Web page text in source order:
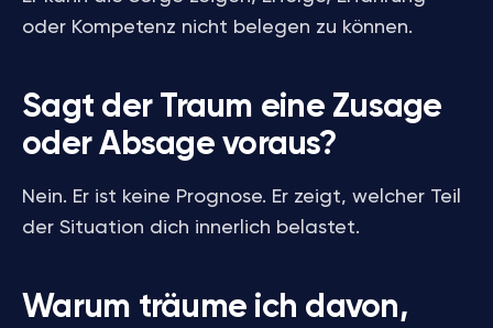
oder Kompetenz nicht belegen zu können.
Sagt der Traum eine Zusage
oder Absage voraus?
Nein. Er ist keine Prognose. Er zeigt, welcher Teil
der Situation dich innerlich belastet.
Warum träume ich davon,